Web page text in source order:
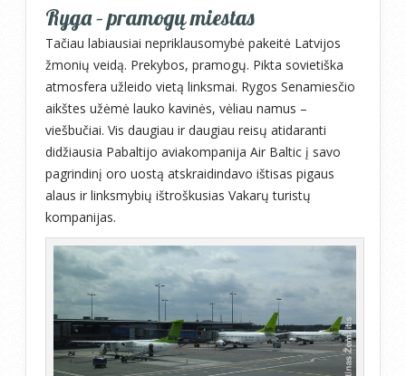
Ryga – pramogų miestas
Tačiau labiausiai nepriklausomybė pakeitė Latvijos
žmonių veidą. Prekybos, pramogų. Pikta sovietiška
atmosfera užleido vietą linksmai. Rygos Senamiesčio
aikštes užėmė lauko kavinės, vėliau namus –
viešbučiai. Vis daugiau ir daugiau reisų atidaranti
didžiausia Pabaltijo aviakompanija Air Baltic į savo
pagrindinį oro uostą atskraidindavo ištisas pigaus
alaus ir linksmybių ištroškusias Vakarų turistų
kompanijas.